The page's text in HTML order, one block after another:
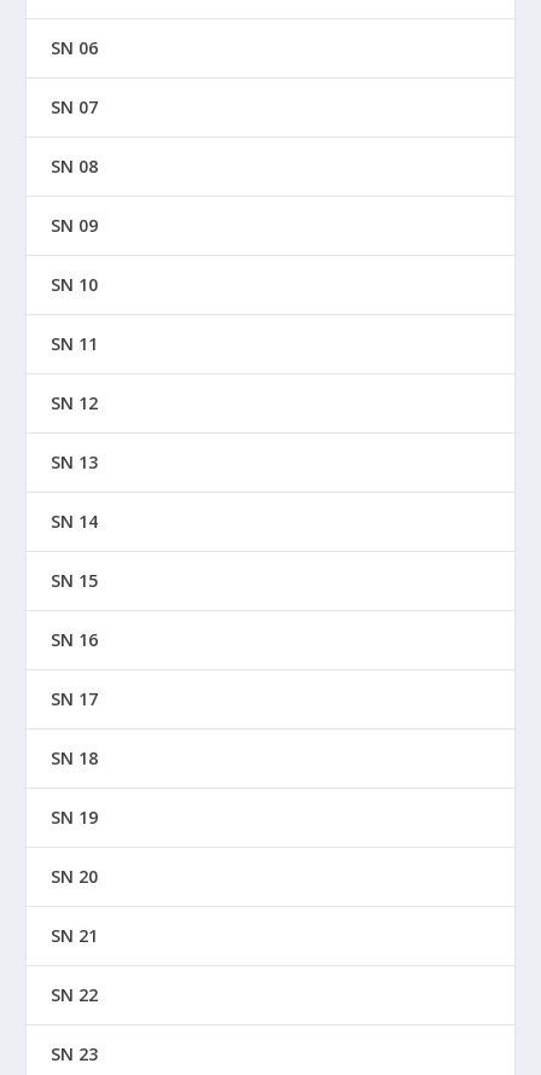
SN 06
SN 07
SN 08
SN 09
SN 10
SN 11
SN 12
SN 13
SN 14
SN 15
SN 16
SN 17
SN 18
SN 19
SN 20
SN 21
SN 22
SN 23